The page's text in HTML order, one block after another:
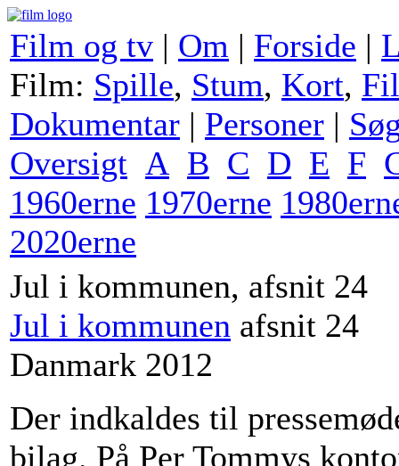
Film og tv | Om | Forside |
Film: Spille, Stum, Kort,
Dokumentar | Personer |
Oversigt A B C D E F
1960erne 1970erne
2020erne
Jul i kommunen, afsnit 24
Jul i kommunen afsnit 24
Danmark 2012
Der indkaldes til
bilag. På Per Tommys